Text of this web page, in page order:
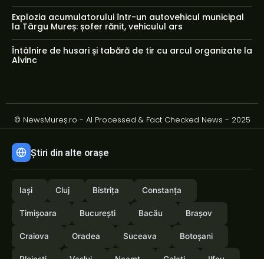
Explozia acumulatorului într-un autovehicul municipal
la Târgu Mureș: șofer rănit, vehiculul ars
Întâlnire de husari și tabără de tir cu arcul organizate la
Alvinc
© NewsMureș.ro - AI Processed & Fact Checked News - 2025
Știri din alte orașe
Iași Cluj Bistrița Constanța
Timișoara București Bacău Brașov
Craiova Oradea Suceava Botoșani